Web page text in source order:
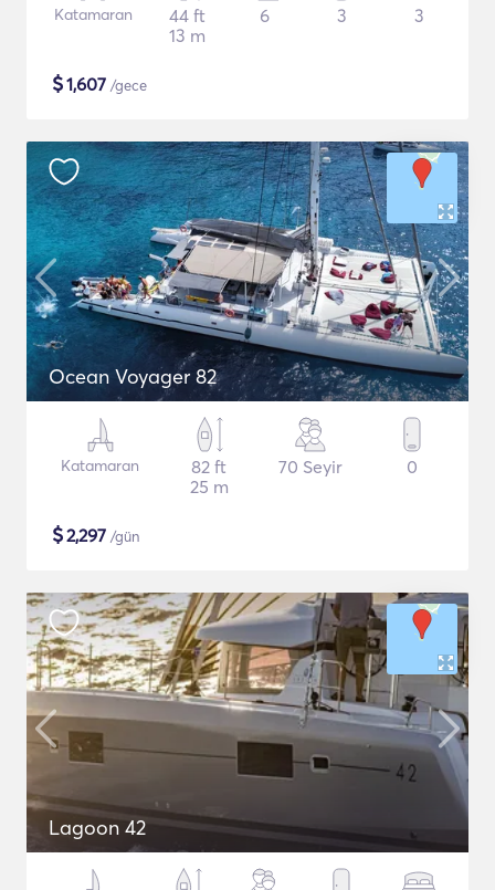
Katamaran
44 ft
13 m
6 3 3
$1,607 /gece
Ocean Voyager 82
Katamaran
82 ft
25 m
70 Seyir 0
$2,297 /gün
Lagoon 42